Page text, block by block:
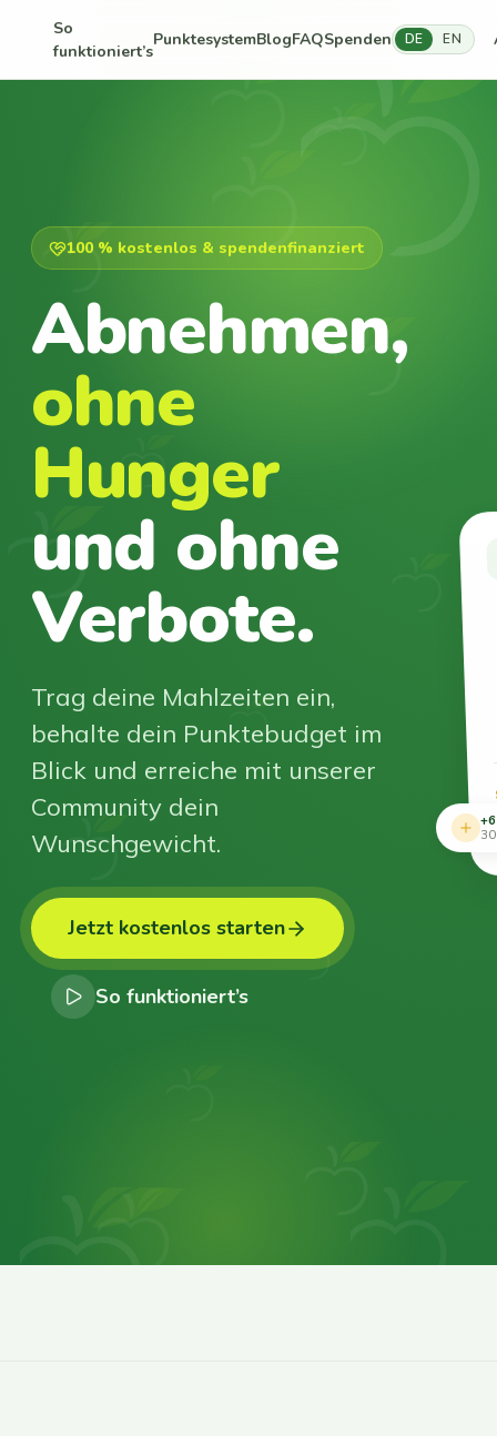
So
funktioniert’s
PunktesystemBlogFAQSpenden DE EN
100 % kostenlos & spendenfinanziert
Abnehmen,
ohne
Hunger
und ohne
Verbote.
Trag deine Mahlzeiten ein,
behalte dein Punktebudget im
Blick und erreiche mit unserer
Community dein
Wunschgewicht.
Jetzt kostenlos starten
So funktioniert’s